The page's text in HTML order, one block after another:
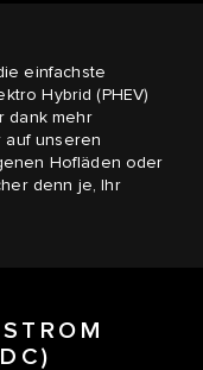
einfachste
Hybrid (PHEV)
dank mehr
auf unseren
Hofläden oder
denn je, Ihr